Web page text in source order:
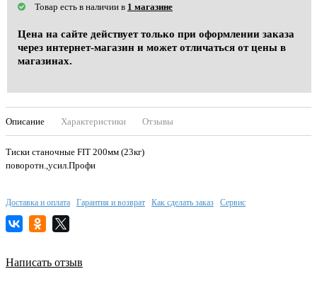
Товар есть в наличии в 1 магазине
Цена на сайте действует только при оформлении заказа
через интернет-магазин и может отличаться от цены в
магазинах.
Описание Характеристики Отзывы
Тиски станочные FIT 200мм (23кг)
поворотн.,усил.Профи
Доставка и оплата Гарантия и возврат Как сделать заказ Сервис
Написать отзыв